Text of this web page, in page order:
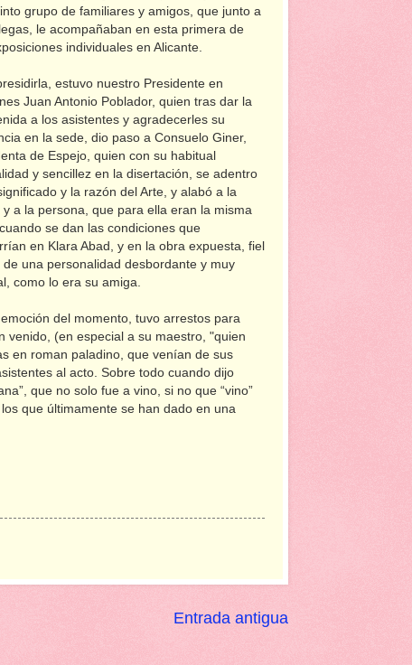
grupo de familiares y amigos, que junto a
le acompañaban en esta primera de
individuales en Alicante.
estuvo nuestro Presidente en
Juan Antonio Poblador, quien tras dar la
a los asistentes y agradecerles su
en la sede, dio paso a Consuelo Giner,
de Espejo, quien con su habitual
y sencillez en la disertación, se adentro
y la razón del Arte, y alabó a la
y a la persona, que para ella eran la misma
se dan las condiciones que
en Klara Abad, y en la obra expuesta, fiel
de una personalidad desbordante y muy
como lo era su amiga.
del momento, tuvo arrestos para
venido, (en especial a su maestro, "quien
en roman paladino, que venían de sus
al acto. Sobre todo cuando dijo
que no solo fue a vino, si no que “vino”
que últimamente se han dado en una
Entrada antigua